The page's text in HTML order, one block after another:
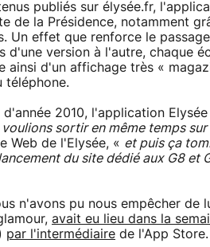
publiés sur élysée.fr,
de la Présidence, notamment
Un effet que renforce le
d'une version à l'autre, chaque
ainsi d'un affichage très «
téléphone.
2010, l'application
voulions sortir en même temps
Web de l'Elysée, « et puis ça
du site dédié aux G8 et
n'avons pu nous empêcher
avait eu lieu dans la
par l'intermédiaire de l'App Store.